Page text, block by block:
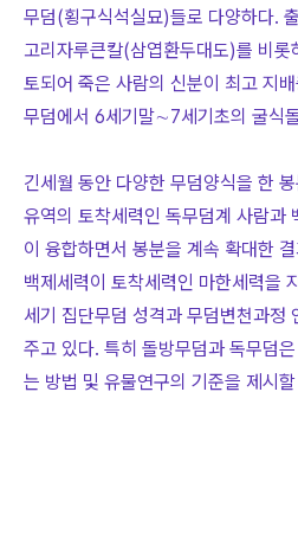
무덤(횡구식석실묘)들로 다양하다.
고리자루큰칼(삼엽환두대도)를 비롯
토되어 죽은 사람의 신분이 최고 지
무덤에서 6세기말∼7세기초의 굴식
긴세월 동안 다양한 무덤양식을 한
유역의 토착세력인 독무덤계 사람과
이 융합하면서 봉분을 계속 확대한
백제세력이 토착세력인 마한세력을
세기 집단무덤 성격과 무덤변천과정
주고 있다. 특히 돌방무덤과 독무덤
는 방법 및 유물연구의 기준을 제시